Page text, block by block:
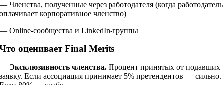
— Членства, полученные через работодателя (когда работодатель
оплачивает корпоративное членство)
— Online-сообщества и LinkedIn-группы
Что оценивает Final Merits
— Эксклюзивность членства. Процент принятых от подавших
заявку. Если ассоциация принимает 5% претендентов — сильно.